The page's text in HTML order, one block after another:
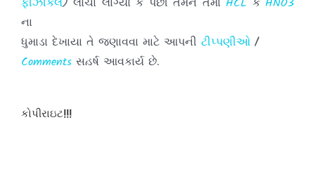
ના
ધુમાડા દેખાયા તે જણાવવા માટે આપની
Commentsસહર્ષ આવકાર્ય છે.
તમારા અભિપ્રાયો મને પહોંચાડવા માટે દરેક પોસ્ટ
કોપીરાઇટ!!!